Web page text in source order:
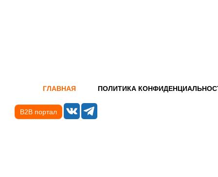
ГЛАВНАЯ ПОЛИТИКА
B2B портал